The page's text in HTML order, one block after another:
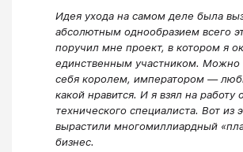
Идея ухода на самом деле была
абсолютным однообразием всего
поручил мне проект, в котором я
единственным участником. Можно
себя королем, императором —
какой нравится. И я взял на работу
технического специалиста. Вот из
вырастили многомиллиардный
бизнес.